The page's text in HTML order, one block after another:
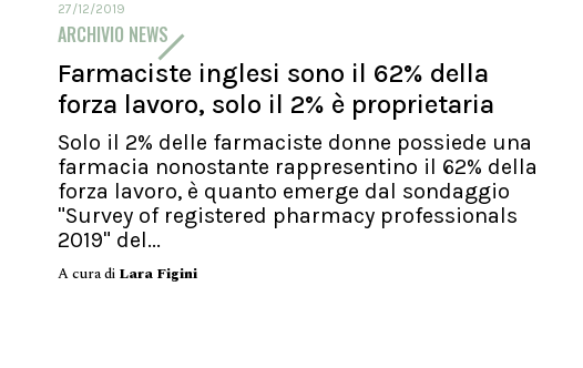
27/12/2019
ARCHIVIO NEWS
Farmaciste inglesi sono il 62% della
forza lavoro, solo il 2% è proprietaria
Solo il 2% delle farmaciste donne possiede una
farmacia nonostante rappresentino il 62% della
forza lavoro, è quanto emerge dal sondaggio
"Survey of registered pharmacy professionals
2019" del...
A cura di Lara Figini